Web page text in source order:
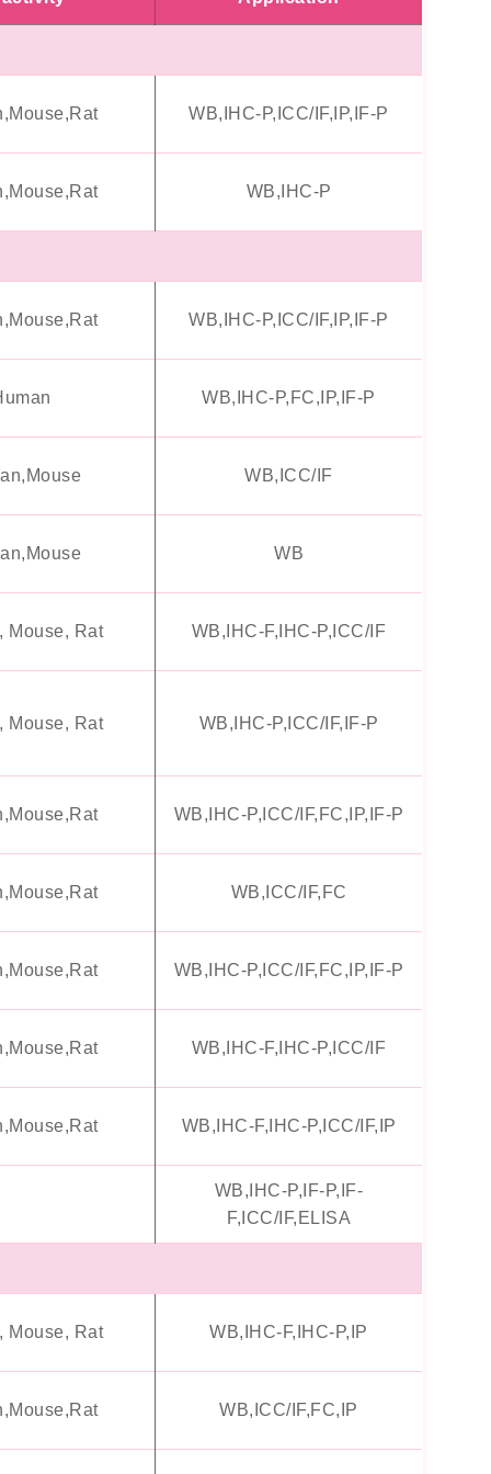
WB,IHC-P,ICC/IF,IP,IF-P
WB,IHC-P
WB,IHC-P,ICC/IF,IP,IF-P
WB,IHC-P,FC,IP,IF-P
WB,ICC/IF
WB
Mouse, Rat WB,IHC-F,IHC-P,ICC/IF
Mouse, Rat WB,IHC-P,ICC/IF,IF-P
WB,IHC-P,ICC/IF,FC,IP,IF-P
WB,ICC/IF,FC
WB,IHC-P,ICC/IF,FC,IP,IF-P
WB,IHC-F,IHC-P,ICC/IF
WB,IHC-F,IHC-P,ICC/IF,IP
WB,IHC-P,IF-P,IF-
F,ICC/IF,ELISA
Mouse, Rat WB,IHC-F,IHC-P,IP
WB,ICC/IF,FC,IP